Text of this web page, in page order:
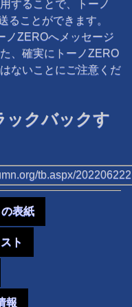
することで、トーノ
ることができます。
ノZEROへメッセージ
、確実にトーノZERO
ないことにご注意くだ
ックバックす
tb.aspx/
の表紙
ト
報